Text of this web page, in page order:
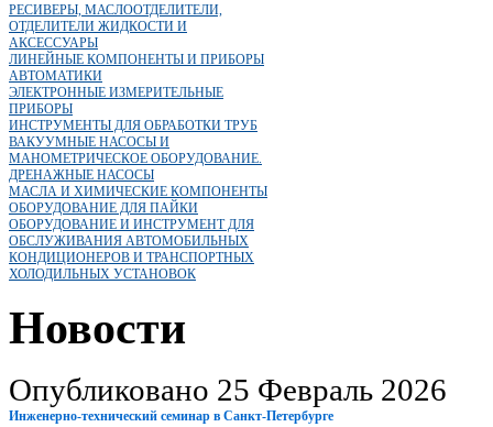
РЕСИВЕРЫ, МАСЛООТДЕЛИТЕЛИ,
ОТДЕЛИТЕЛИ ЖИДКОСТИ И
АКСЕССУАРЫ
ЛИНЕЙНЫЕ КОМПОНЕНТЫ И ПРИБОРЫ
АВТОМАТИКИ
ЭЛЕКТРОННЫЕ ИЗМЕРИТЕЛЬНЫЕ
ПРИБОРЫ
ИНСТРУМЕНТЫ ДЛЯ ОБРАБОТКИ ТРУБ
ВАКУУМНЫЕ НАСОСЫ И
МАНОМЕТРИЧЕСКОЕ ОБОРУДОВАНИЕ.
ДРЕНАЖНЫЕ НАСОСЫ
МАСЛА И ХИМИЧЕСКИЕ КОМПОНЕНТЫ
ОБОРУДОВАНИЕ ДЛЯ ПАЙКИ
ОБОРУДОВАНИЕ И ИНСТРУМЕНТ ДЛЯ
ОБСЛУЖИВАНИЯ АВТОМОБИЛЬНЫХ
КОНДИЦИОНЕРОВ И ТРАНСПОРТНЫХ
ХОЛОДИЛЬНЫХ УСТАНОВОК
Новости
Опубликовано 25 Февраль 2026
Инженерно-технический семинар в Санкт-Петербурге